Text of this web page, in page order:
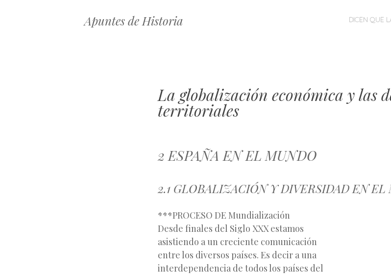
Apuntes de Historia MENÚ
SALTARDICEN QUE
La globalización económica y las
territoriales
2 ESPAÑA EN EL MUNDO
2.1 GLOBALIZACIÓN Y DIVERSIDAD EN
***PROCESO DE Mundialización
Desde finales del Siglo XXX estamos
asistiendo a un creciente comunicación
entre los diversos países. Es decir a una
interdependencia de todos los países del